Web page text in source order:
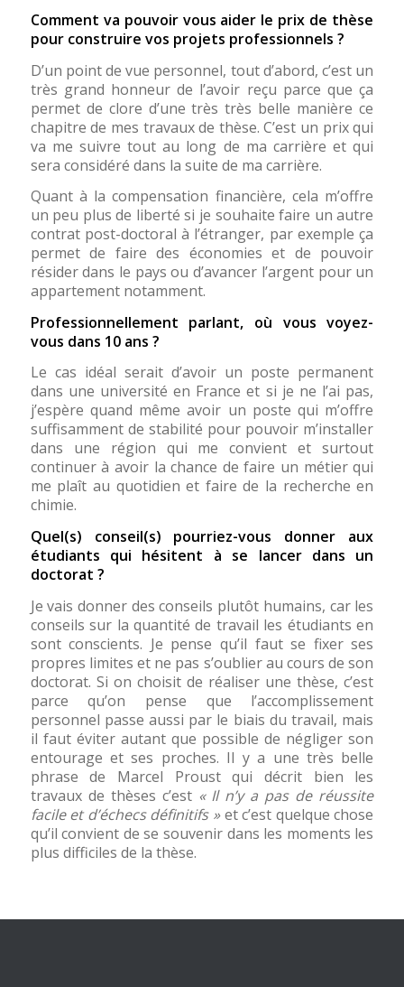
Comment va pouvoir vous aider le prix de thèse
pour construire vos projets professionnels ?
D’un point de vue personnel, tout d’abord, c’est un
très grand honneur de l’avoir reçu parce que ça
permet de clore d’une très très belle manière ce
chapitre de mes travaux de thèse. C’est un prix qui
va me suivre tout au long de ma carrière et qui
sera considéré dans la suite de ma carrière.
Quant à la compensation financière, cela m’offre
un peu plus de liberté si je souhaite faire un autre
contrat post-doctoral à l’étranger, par exemple ça
permet de faire des économies et de pouvoir
résider dans le pays ou d’avancer l’argent pour un
appartement notamment.
Professionnellement parlant, où vous voyez-
vous dans 10 ans ?
Le cas idéal serait d’avoir un poste permanent
dans une université en France et si je ne l’ai pas,
j’espère quand même avoir un poste qui m’offre
suffisamment de stabilité pour pouvoir m’installer
dans une région qui me convient et surtout
continuer à avoir la chance de faire un métier qui
me plaît au quotidien et faire de la recherche en
chimie.
Quel(s) conseil(s) pourriez-vous donner aux
étudiants qui hésitent à se lancer dans un
doctorat ?
Je vais donner des conseils plutôt humains, car les
conseils sur la quantité de travail les étudiants en
sont conscients. Je pense qu’il faut se fixer ses
propres limites et ne pas s’oublier au cours de son
doctorat. Si on choisit de réaliser une thèse, c’est
parce qu’on pense que l’accomplissement
personnel passe aussi par le biais du travail, mais
il faut éviter autant que possible de négliger son
entourage et ses proches. Il y a une très belle
phrase de Marcel Proust qui décrit bien les
travaux de thèses c’est « Il n’y a pas de réussite
facile et d’échecs définitifs »et c’est quelque chose
qu’il convient de se souvenir dans les moments les
plus difficiles de la thèse.